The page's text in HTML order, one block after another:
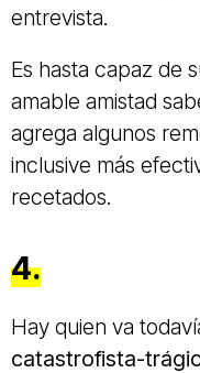
entrevista.
Es hasta capaz de
amable amistad
agrega algunos
inclusive más
recetados.
4.
Hay quien va
catastrofista-